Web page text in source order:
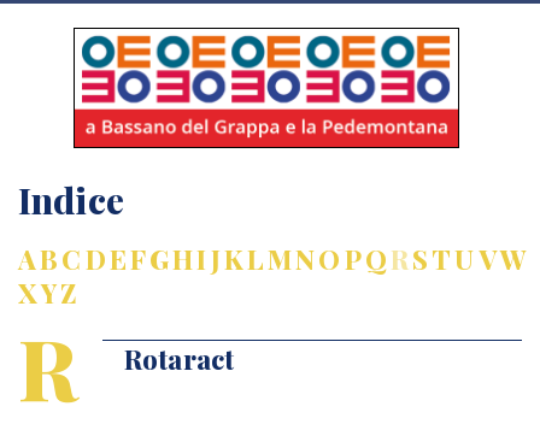
Indice
ABCDEFGHIJKLMNOPQRSTUVW
XYZ
R Rotaract